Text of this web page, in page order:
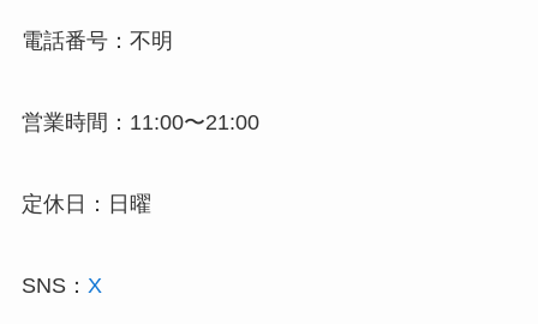
電話番号：不明
営業時間：11:00〜21:00
定休日：日曜
SNS： X